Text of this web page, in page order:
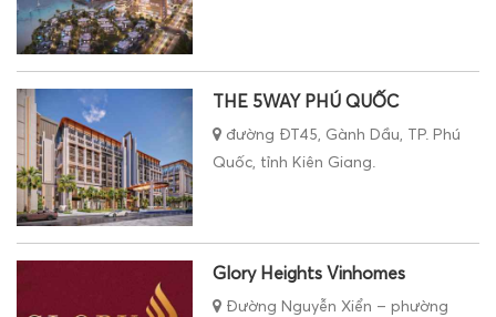
THE 5WAY PHÚ QUỐC
đường ĐT45, Gành Dầu, TP. Phú
Quốc, tỉnh Kiên Giang.
Glory Heights Vinhomes
Đường Nguyễn Xiển – phường